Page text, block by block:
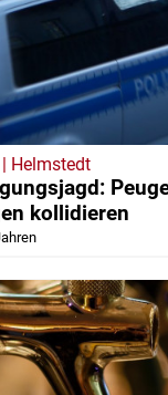
Helmstedt
kollidieren